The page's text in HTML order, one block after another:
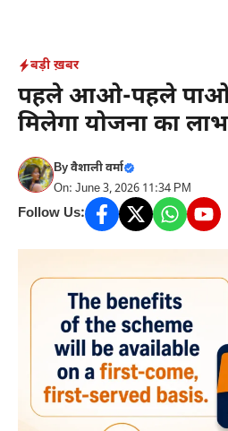
content
बड़ी ख़बर
पहले आओ-पहले पाओ
मिलेगा योजना का लाभ
Byवैशाली वर्मा
On: June 3, 2026 11:34 PM
Follow Us: